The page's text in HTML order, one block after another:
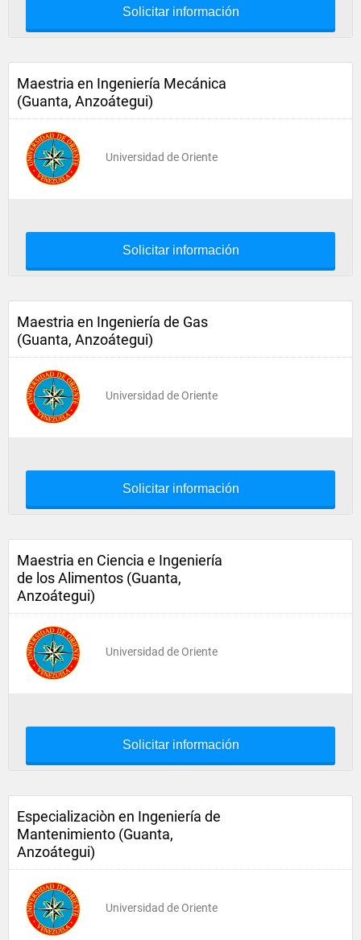
Solicitar información
Maestria en Ingeniería Mecánica
(Guanta, Anzoátegui)
Universidad de Oriente
Solicitar información
Maestria en Ingeniería de Gas
(Guanta, Anzoátegui)
Universidad de Oriente
Solicitar información
Maestria en Ciencia e Ingeniería
de los Alimentos (Guanta,
Anzoátegui)
Universidad de Oriente
Solicitar información
Especializaciòn en Ingeniería de
Mantenimiento (Guanta,
Anzoátegui)
Universidad de Oriente